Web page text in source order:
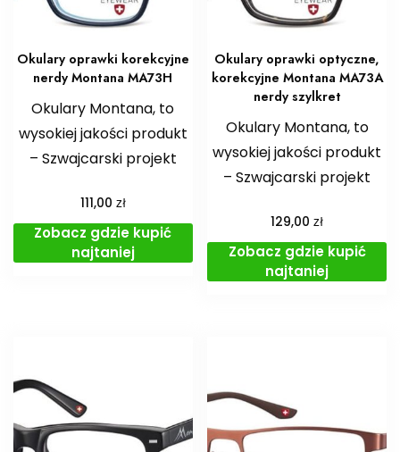
Okulary oprawki korekcyjne
nerdy Montana MA73H
Okulary Montana, to
wysokiej jakości produkt
– Szwajcarski projekt
111,00 zł
Zobacz gdzie kupić
najtaniej
Okulary oprawki optyczne,
korekcyjne Montana MA73A
nerdy szylkret
Okulary Montana, to
wysokiej jakości produkt
– Szwajcarski projekt
129,00zł
Zobacz gdzie kupić
najtaniej